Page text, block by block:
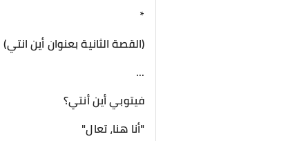
*
(القصة الثانية بعنوان أين انتي)
...
فيتوبي أين أنتي؟
"أنا هنا، تعال"